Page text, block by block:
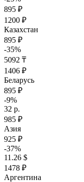
895 ₽
1200 ₽
Казахстан
895 ₽
-35%
5092 ₸
1406 ₽
Беларусь
895 ₽
-9%
32 р.
985 ₽
Азия
925 ₽
-37%
11.26 $
1478 ₽
Аргентина